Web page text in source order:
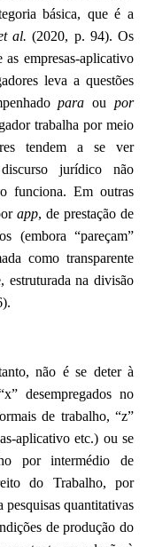
básica, que é a
al. (2020, p. 94). Os
empresas-aplicativo
leva a questões
paraoupor
trabalha por meio
tendem a se ver
jurídico não
funciona. Em outras
app, de prestação de
(embora “pareçam”
como transparente
estruturada na divisão
não é se deter à
desempregados no
de trabalho, “z”
aplicativo etc.) ou se
por intermédio de
do Trabalho, por
pesquisas quantitativas
de produção do